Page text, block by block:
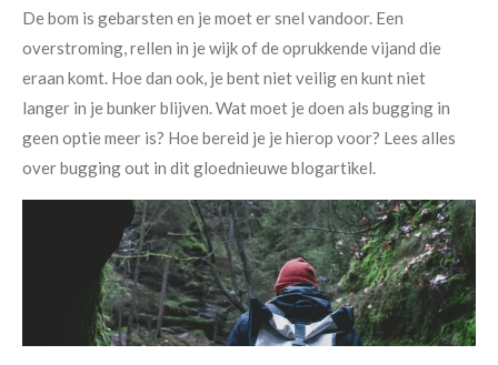
De bom is gebarsten en je moet er snel vandoor. Een
overstroming, rellen in je wijk of de oprukkende vijand die
eraan komt. Hoe dan ook, je bent niet veilig en kunt niet
langer in je bunker blijven. Wat moet je doen als bugging in
geen optie meer is? Hoe bereid je je hierop voor? Lees alles
over bugging out in dit gloednieuwe blogartikel.